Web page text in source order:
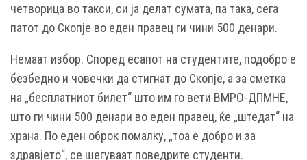
четворица во такси, си ја делат сумата, па така, сега
патот до Скопје во еден правец ги чини 500 денари.
Немаат избор. Според есапот на студентите, подобро е
безбедно и човечки да стигнат до Скопје, а за сметка
на „бесплатниот билет“ што им го вети ВМРО-ДПМНЕ,
што ги чини 500 денари во еден правец, ќе „штедат“ на
храна. По еден оброк помалку, „тоа е добро и за
здравјето“, се шегуваат поведрите студенти.